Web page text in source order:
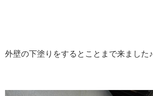
外壁の下塗りをするとことまで来ました♪